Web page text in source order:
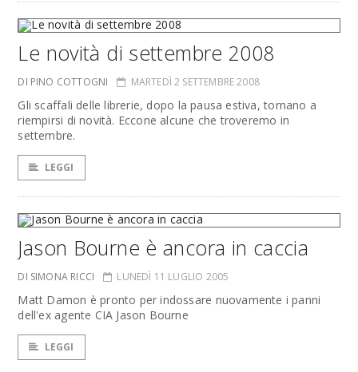
Le novità di settembre 2008
DI PINO COTTOGNI MARTEDÌ 2 SETTEMBRE 2008
Gli scaffali delle librerie, dopo la pausa estiva, tornano a
riempirsi di novità. Eccone alcune che troveremo in
settembre.
LEGGI
Jason Bourne è ancora in caccia
DI SIMONA RICCI LUNEDÌ 11 LUGLIO 2005
Matt Damon è pronto per indossare nuovamente i panni
dell'ex agente CIA Jason Bourne
LEGGI